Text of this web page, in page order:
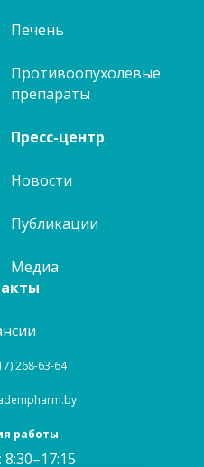
Печень
Противоопухолевые
препараты
Пресс-центр
Новости
Публикации
Медиа
268-63-64
работы
8:30–17:15